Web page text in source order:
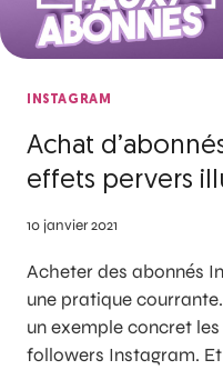
INSTAGRAM
Achat
effets pervers
10 janvier 2021
Acheter des abonnés
une pratique
un exemple concret
followers Instagram.